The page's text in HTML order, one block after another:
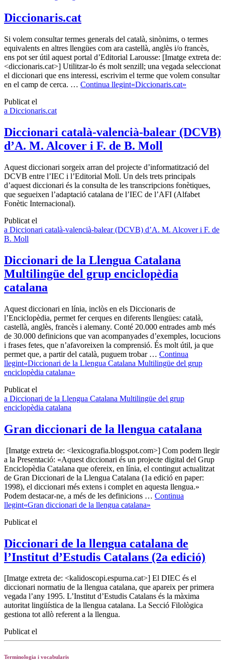
Diccionaris.cat
Si volem consultar termes generals del català, sinònims, o termes
equivalents en altres llengües com ara castellà, anglès i/o francès,
ens pot ser útil aquest portal d’Editorial Larousse: [Imatge extreta de:
<diccionaris.cat>] Utilitzar-lo és molt senzill; una vegada seleccionat
el diccionari que ens interessi, escrivim el terme que volem consultar
en el camp de cerca. … Continua llegint«Diccionaris.cat»
Publicat el
a Diccionaris.cat
Diccionari català-valencià-balear (DCVB)
d’A. M. Alcover i F. de B. Moll
Aquest diccionari sorgeix arran del projecte d’informatització del
DCVB entre l’IEC i l’Editorial Moll. Un dels trets principals
d’aquest diccionari és la consulta de les transcripcions fonètiques,
que segueixen l’adaptació catalana de l’IEC de l’AFI (Alfabet
Fonètic Internacional).
Publicat el
a Diccionari català-valencià-balear (DCVB) d’A. M. Alcover i F. de
B. Moll
Diccionari de la Llengua Catalana
Multilingüe del grup enciclopèdia
catalana
Aquest diccionari en línia, inclòs en els Diccionaris de
l’Enciclopèdia, permet fer cerques en diferents llengües: català,
castellà, anglès, francès i alemany. Conté 20.000 entrades amb més
de 30.000 definicions que van acompanyades d’exemples, locucions
i frases fetes, que n’afavoreixen la comprensió. És molt útil, ja que
permet que, a partir del català, puguem trobar … Continua
llegint«Diccionari de la Llengua Catalana Multilingüe del grup
enciclopèdia catalana»
Publicat el
a Diccionari de la Llengua Catalana Multilingüe del grup
enciclopèdia catalana
Gran diccionari de la llengua catalana
[Imatge extreta de: <lexicografia.blogspot.com>] Com podem llegir
a la Presentació: «Aquest diccionari és un projecte digital del Grup
Enciclopèdia Catalana que ofereix, en línia, el contingut actualitzat
de Gran Diccionari de la Llengua Catalana (1a edició en paper:
1998), el diccionari més extens i complet en aquesta llengua.»
Podem destacar-ne, a més de les definicions … Continua
llegint«Gran diccionari de la llengua catalana»
Publicat el
Diccionari de la llengua catalana de
l’Institut d’Estudis Catalans (2a edició)
[Imatge extreta de: <kalidoscopi.espurna.cat>] El DIEC és el
diccionari normatiu de la llengua catalana, que apareix per primera
vegada l’any 1995. L’Institut d’Estudis Catalans és la màxima
autoritat lingüística de la llengua catalana. La Secció Filològica
gestiona tot allò referent a la llengua.
Publicat el
Terminologia i vocabularis